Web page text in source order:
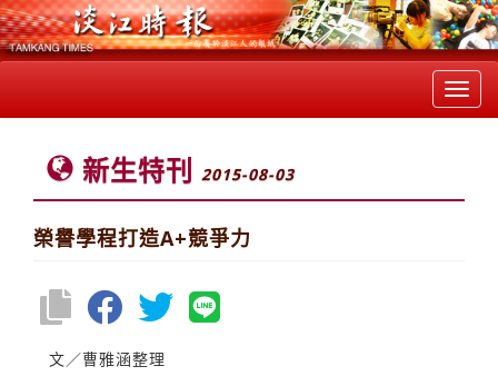
新生特刊 2015-08-03
榮譽學程打造A+競爭力
文／曹雅涵整理